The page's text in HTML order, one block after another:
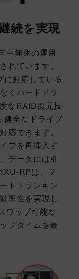
続を実現
中無休の運用
れています。
対応している
くハードドラ
なRAID復元技
健全なドライブ
応できます。
ブを再挿入す
データには引
RPは、フ
トトランキン
率性を実現し
ワップ可能な
プタイムを最